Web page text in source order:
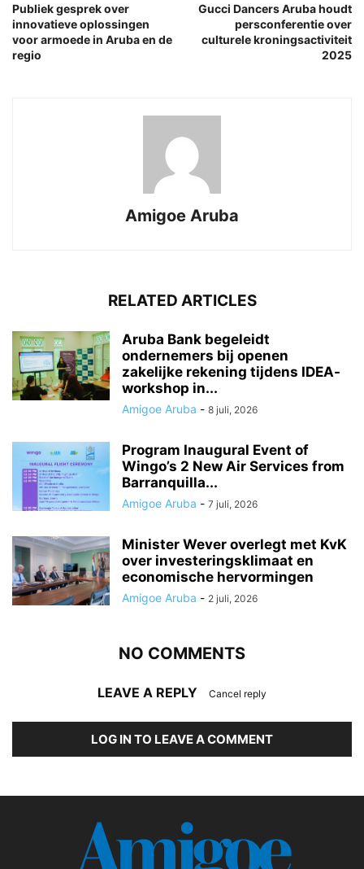
Publiek gesprek over
innovatieve oplossingen
voor armoede in Aruba en de
regio
Gucci Dancers Aruba houdt
persconferentie over
culturele kroningsactiviteit
2025
Amigoe Aruba
RELATED ARTICLES
Aruba Bank begeleidt
ondernemers bij openen
zakelijke rekening tijdens IDEA-
workshop in...
Amigoe Aruba - 8 juli, 2026
Program Inaugural Event of
Wingo’s 2 New Air Services from
Barranquilla...
Amigoe Aruba - 7 juli, 2026
Minister Wever overlegt met KvK
over investeringsklimaat en
economische hervormingen
Amigoe Aruba - 2 juli, 2026
NO COMMENTS
LEAVE A REPLY Cancel reply
LOG IN TO LEAVE A COMMENT